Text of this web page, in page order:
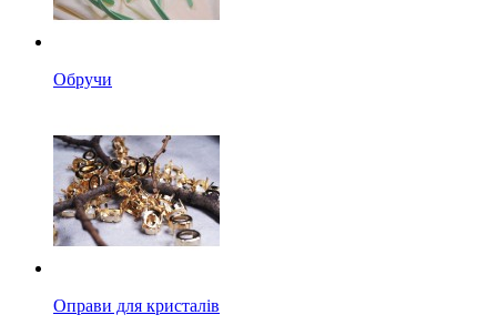
Обручи
Оправи для кристалів